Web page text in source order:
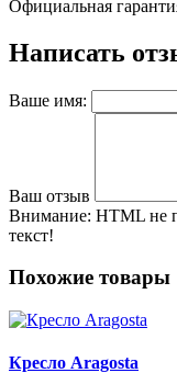
Официальная
Написать
Ваше имя:
Ваш отзыв
Внимание: HTML не
текст!
Похожие товары
Кресло Aragosta